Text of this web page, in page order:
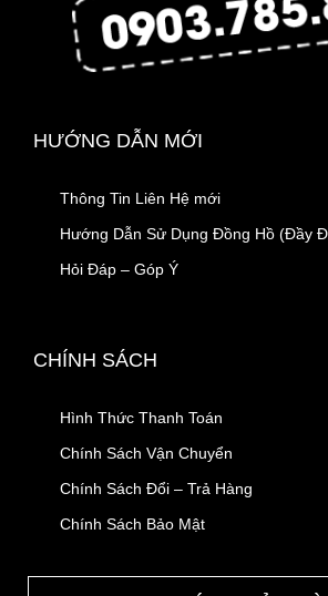
HƯỚNG DẪN MỚI
Thông Tin Liên Hệ mới
Hướng Dẫn Sử Dụng Đồng Hồ (Đầy
Hỏi Đáp – Góp Ý
CHÍNH SÁCH
Hình Thức Thanh Toán
Chính Sách Vận Chuyển
Chính Sách Đổi – Trả Hàng
Chính Sách Bảo Mật